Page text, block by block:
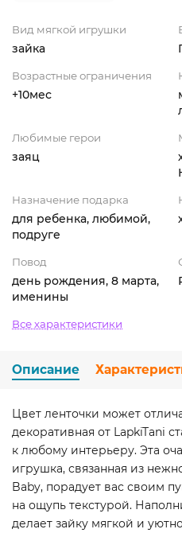
Вид мягкой игрушки
зайка
Возрастные ограничения
+10мес
Любимые герои
заяц
Назначение подарка
для ребенка, любимой,
подруге
Повод
день рождения, 8 марта,
именины
Все характеристики
Описание
Цвет ленточки может
декоративная от LapkiTani
к любому интерьеру. Эта
игрушка, связанная из
Baby, порадует вас своим
на ощупь текстурой.
делает зайку мягкой и